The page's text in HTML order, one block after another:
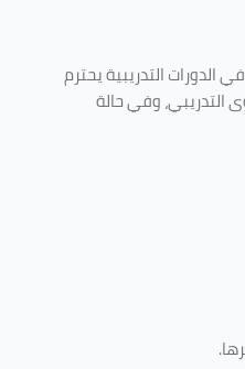
الدورات التدريبية يحترم
التدريبي، وفي حالة
.